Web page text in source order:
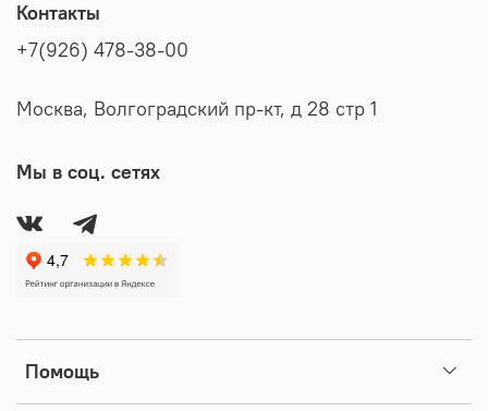
Помощь
Контакты
+7(926) 478-38-00
Москва, Волгоградский пр-кт, д 28 стр 1
Мы в соц. сетях